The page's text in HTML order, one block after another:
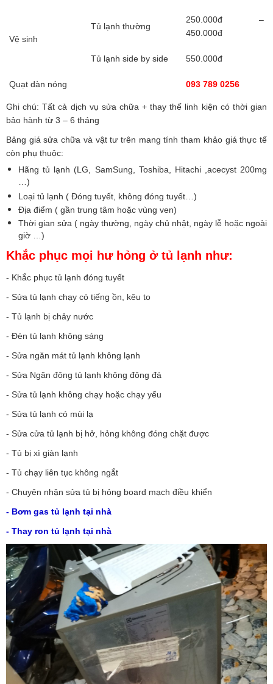
Vệ sinh
Tủ lạnh thường
250.000đ –
450.000đ
Tủ lạnh side by side 550.000đ
Quạt dàn nóng 093 789 0256
Ghi chú: Tất cả dịch vụ sửa chữa + thay thế linh kiện có thời gian
bảo hành từ 3 – 6 tháng
Bảng giá sửa chữa và vật tư trên mang tính tham khảo giá thực tế
còn phụ thuộc:
Hãng tủ lạnh (LG, SamSung, Toshiba, Hitachi ,acecyst 200mg
…)
Loại tủ lạnh ( Đóng tuyết, không đóng tuyết…)
Địa điểm ( gần trung tâm hoặc vùng ven)
Thời gian sửa ( ngày thường, ngày chủ nhật, ngày lễ hoặc ngoài
giờ …)
Khắc phục mọi hư hỏng ở tủ lạnh như:
- Khắc phục tủ lạnh đóng tuyết
- Sửa tủ lạnh chạy có tiếng ồn, kêu to
- Tủ lạnh bị chảy nước
- Đèn tủ lạnh không sáng
- Sửa ngăn mát tủ lạnh không lạnh
- Sửa Ngăn đông tủ lạnh không đông đá
- Sửa tủ lạnh không chạy hoặc chạy yếu
- Sửa tủ lạnh có mùi lạ
- Sửa cửa tủ lạnh bị hở, hỏng không đóng chặt được
- Tủ bị xì giàn lạnh
- Tủ chạy liên tục không ngắt
- Chuyên nhận sửa tủ bị hỏng board mạch điều khiển
- Bơm gas tủ lạnh tại nhà
- Thay ron tủ lạnh tại nhà